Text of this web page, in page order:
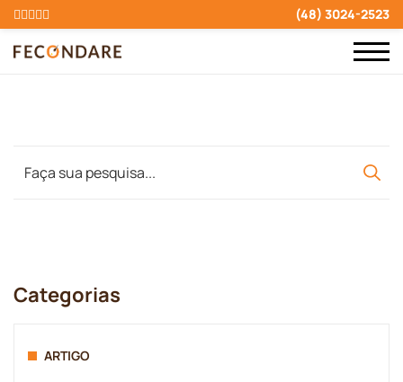
(48) 3024-2523
Categorias
ARTIGO